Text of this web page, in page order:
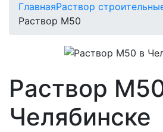
ГлавнаяРаствор
Раствор М50
Раствор
Челябинске